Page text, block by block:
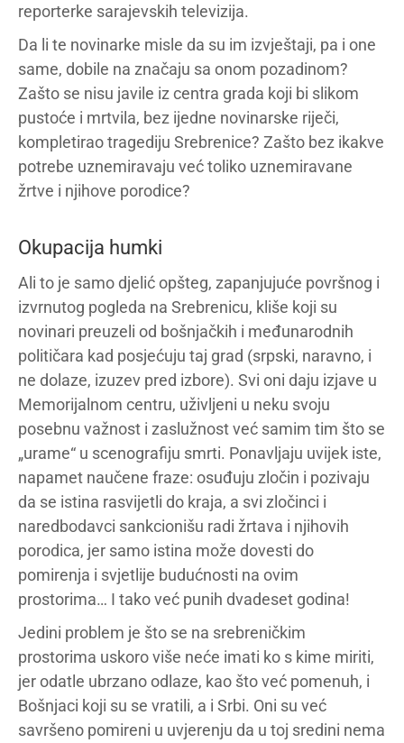
reporterke sarajevskih televizija.
Da li te novinarke misle da su im izvještaji, pa i one
same, dobile na značaju sa onom pozadinom?
Zašto se nisu javile iz centra grada koji bi slikom
pustoće i mrtvila, bez ijedne novinarske riječi,
kompletirao tragediju Srebrenice? Zašto bez ikakve
potrebe uznemiravaju već toliko uznemiravane
žrtve i njihove porodice?
Okupacija humki
Ali to je samo djelić opšteg, zapanjujuće površnog i
izvrnutog pogleda na Srebrenicu, kliše koji su
novinari preuzeli od bošnjačkih i međunarodnih
političara kad posjećuju taj grad (srpski, naravno, i
ne dolaze, izuzev pred izbore). Svi oni daju izjave u
Memorijalnom centru, uživljeni u neku svoju
posebnu važnost i zaslužnost već samim tim što se
„urame“ u scenografiju smrti. Ponavljaju uvijek iste,
napamet naučene fraze: osuđuju zločin i pozivaju
da se istina rasvijetli do kraja, a svi zločinci i
naredbodavci sankcionišu radi žrtava i njihovih
porodica, jer samo istina može dovesti do
pomirenja i svjetlije budućnosti na ovim
prostorima… I tako već punih dvadeset godina!
Jedini problem je što se na srebreničkim
prostorima uskoro više neće imati ko s kime miriti,
jer odatle ubrzano odlaze, kao što već pomenuh, i
Bošnjaci koji su se vratili, a i Srbi. Oni su već
savršeno pomireni u uvjerenju da u toj sredini nema